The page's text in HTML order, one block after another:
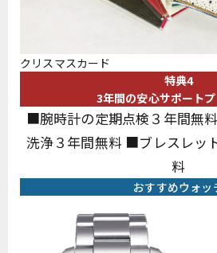
クリスマスカード
特典4
3年間の安心サポート
■腕時計の定期点検３年間無
洗浄３年間無料 ■ブレスレッ
料
おすすめウォッ